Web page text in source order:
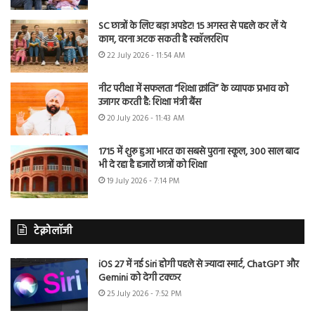
SC छात्रों के लिए बड़ा अपडेट! 15 अगस्त से पहले कर लें ये
काम, वरना अटक सकती है स्कॉलरशिप
22 July 2026 - 11:54 AM
नीट परीक्षा में सफलता “शिक्षा क्रांति” के व्यापक प्रभाव को
उजागर करती है: शिक्षा मंत्री बैंस
20 July 2026 - 11:43 AM
1715 में शुरू हुआ भारत का सबसे पुराना स्कूल, 300 साल बाद
भी दे रहा है हजारों छात्रों को शिक्षा
19 July 2026 - 7:14 PM
टेक्नोलॉजी
iOS 27 में नई Siri होगी पहले से ज्यादा स्मार्ट, ChatGPT और
Gemini को देगी टक्कर
25 July 2026 - 7:52 PM